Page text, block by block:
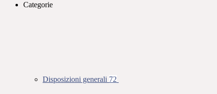
Categorie
Disposizioni generali 72